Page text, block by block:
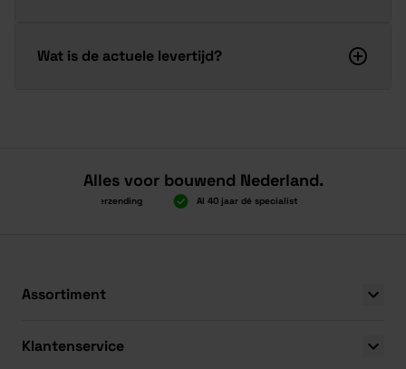
Wat is de actuele levertijd?
Alles voor bouwend Nederland.
Boven 2.000 gratis verzending Al 40 jaar dé specialist
Assortiment
Klantenservice